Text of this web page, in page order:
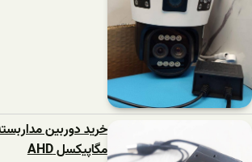
مگاپیکسل AHD